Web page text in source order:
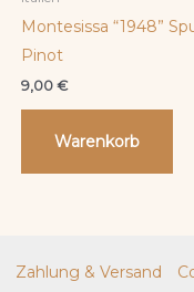
Montesissa “1948”
Pinot
9,00€
Warenkorb
Zahlung & Versand